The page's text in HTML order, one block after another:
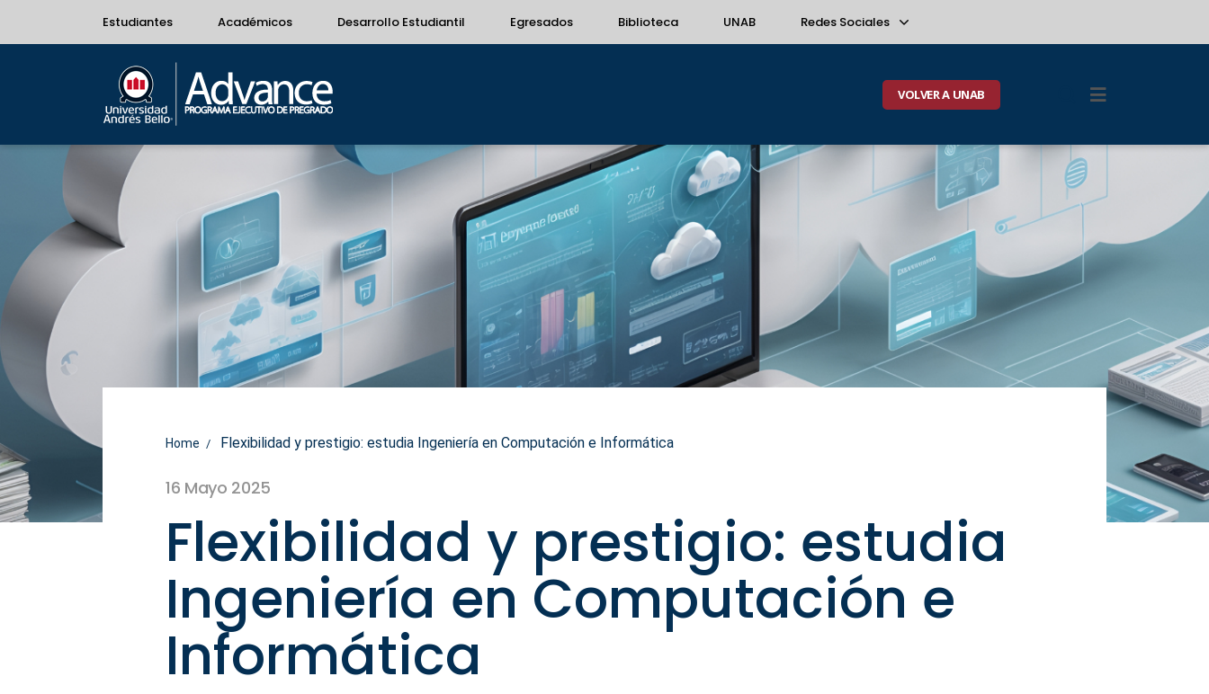
Estudiantes Académicos Desarrollo Estudiantil Egresados Biblioteca UNAB Redes Sociales
VOLVER A UNAB
Home Flexibilidad y prestigio: estudia Ingeniería en Computación e Informática
16 Mayo 2025
Flexibilidad y prestigio: estudia
Ingeniería en Computación e
Informática